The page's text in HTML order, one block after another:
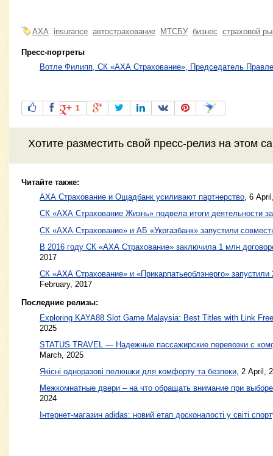
AXA insurance автострахование МТСБУ бизнес страховой
Пресс-портреты
Вотле Филипп, СК «АХА Страхование», Председатель
1
Хотите разместить свой пресс-релиз на этом
Читайте также:
АХА Страхование и Ощадбанк усиливают партнерство, 6
СК «АХА Страхование Жизнь» подвела итоги деятельности
СК «АХА Страхование» и АБ «Укргазбанк» запустили
В 2016 году СК «АХА Страхование» заключила 1 млн
2017
СК «АХА Страхование» и «Прикарпатьеоблэнерго» запустили
February, 2017
Последние релизы:
Exploring KAYA88 Slot Game Malaysia: Best Titles with Link
2025
STATUS TRAVEL — Надежные пассажирские перевозки с
March, 2025
Якісні одноразові пелюшки для комфорту та безпеки , 2 April,
Межкомнатные двери – на что обращать внимание при
2024
Інтернет-магазин adidas: новий етап досконалості у світі